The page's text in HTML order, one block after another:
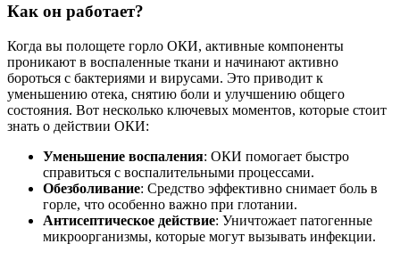
Как он работает?
Когда вы полощете горло ОКИ, активные компоненты
проникают в воспаленные ткани и начинают активно
бороться с бактериями и вирусами. Это приводит к
уменьшению отека, снятию боли и улучшению общего
состояния. Вот несколько ключевых моментов, которые стоит
знать о действии ОКИ:
Уменьшение воспаления: ОКИ помогает быстро
справиться с воспалительными процессами.
Обезболивание: Средство эффективно снимает боль в
горле, что особенно важно при глотании.
Антисептическое действие: Уничтожает патогенные
микроорганизмы, которые могут вызывать инфекции.